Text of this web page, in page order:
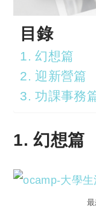
目錄
1. 幻想篇
2. 迎新營篇
3. 功課事務
1. 幻想篇